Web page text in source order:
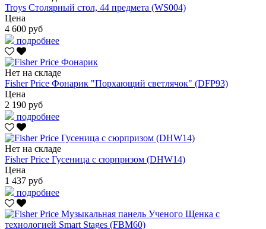
Troys Столярный стол, 44 предмета (WS004)
Цена
4 600 руб
подробнее
Нет на складе
Fisher Price Фонарик "Порхающий светлячок" (DFP93)
Цена
2 190 руб
подробнее
Нет на складе
Fisher Price Гусеница с сюрпризом (DHW14)
Цена
1 437 руб
подробнее